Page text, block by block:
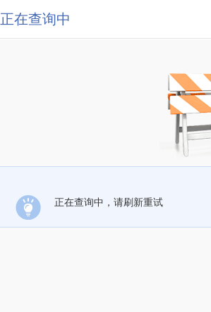
正在查询中
正在查询中，请刷新重试